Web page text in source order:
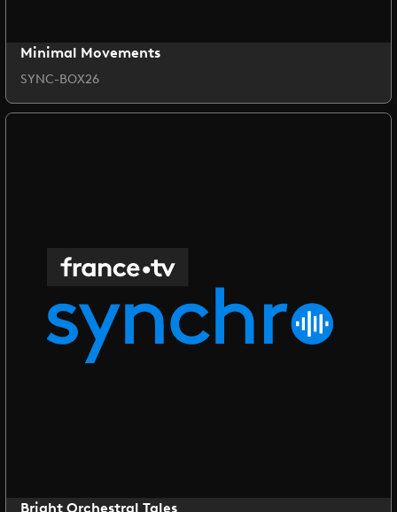
Minimal Movements
SYNC-BOX26
Bright Orchestral Tales